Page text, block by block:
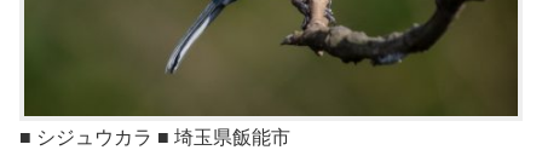
■ シジュウカラ ■ 埼玉県飯能市